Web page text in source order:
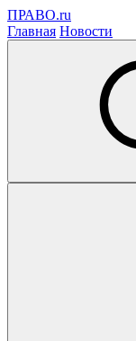
ПРАВО.ru
Главная Новости